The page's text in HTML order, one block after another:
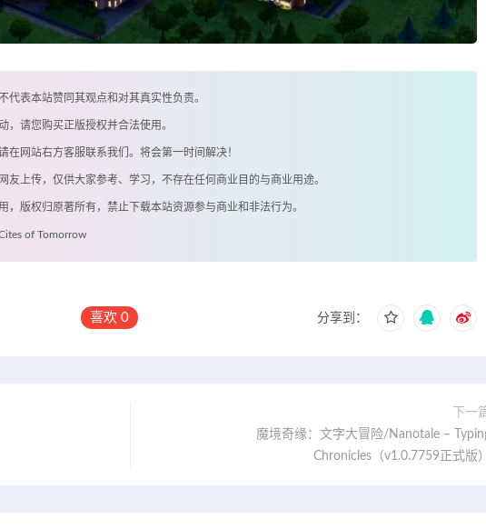
代表本站赞同其观点和对其真实性负责。
，请您购买正版授权并合法使用。
在网站右方客服联系我们。将会第一时间解决！
友上传，仅供大家参考、学习，不存在任何商业目的与商业用途。
，版权归原著所有，禁止下载本站资源参与商业和非法行为。
of Tomorrow
喜欢0 分享到：
下一
魔境奇缘：文字大冒险/Nanotale –
Chronicles（v1.0.7759正式版